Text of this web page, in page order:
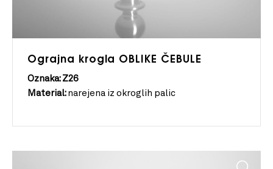
Ograjna krogla OBLIKE ČEBULE
Oznaka: Z26
Material: narejena iz okroglih palic